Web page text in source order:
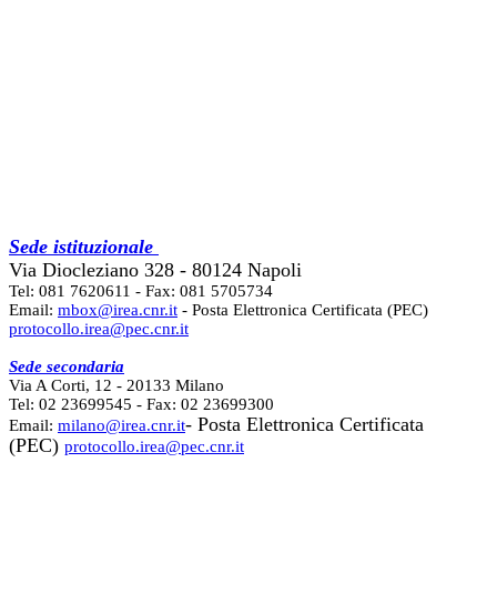
Sede istituzionale
Via Diocleziano 328 - 80124 Napoli
Tel: 081 7620611 - Fax: 081 5705734
Email: mbox@irea.cnr.it - Posta Elettronica Certificata (PEC)
protocollo.irea@pec.cnr.it
Sede secondaria
Via A Corti, 12 - 20133 Milano
Tel: 02 23699545 - Fax: 02 23699300
Email: milano@irea.cnr.it- Posta Elettronica Certificata
(PEC) protocollo.irea@pec.cnr.it